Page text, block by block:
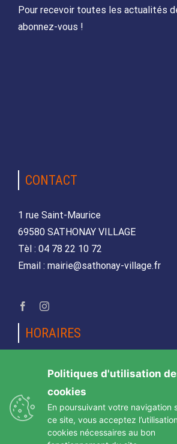
Pour recevoir toutes les actualités
abonnez-vous !
CONTACT
1 rue Saint-Maurice
69580 SATHONAY VILLAGE
Tèl : 04 78 22 10 72
Email : mairie@sathonay-village.fr
HORAIRES
Lundi, mardi, jeudi et vendredi
Mercredi et samedi
de 08h30 12h00
Politiques d'utilisation
cookies
En poursuivant votre navigation
ce site, vous acceptez
cookies nécessaires au bon